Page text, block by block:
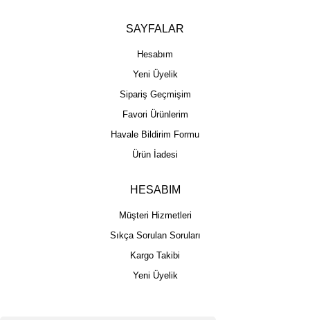
SAYFALAR
Hesabım
Yeni Üyelik
Sipariş Geçmişim
Favori Ürünlerim
Havale Bildirim Formu
Ürün İadesi
HESABIM
Müşteri Hizmetleri
Sıkça Sorulan Soruları
Kargo Takibi
Yeni Üyelik